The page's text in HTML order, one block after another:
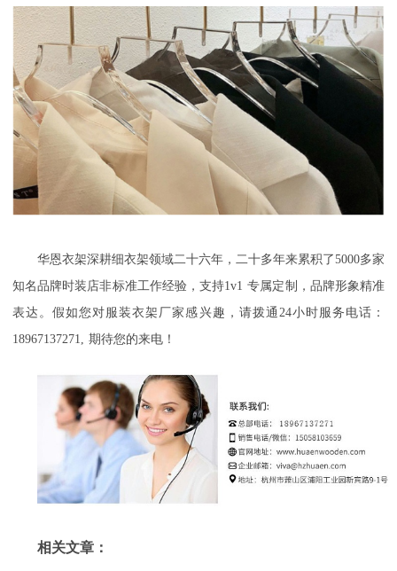
华恩衣架深耕细衣架领域二十六年，二十多年来累积了5000多家
知名品牌时装店非标准工作经验，支持1v1 专属定制，品牌形象精准
表达。假如您对服装衣架厂家感兴趣，请拨通 24小时服务电话：
18967137271,
期待您的来电！
相关文章：